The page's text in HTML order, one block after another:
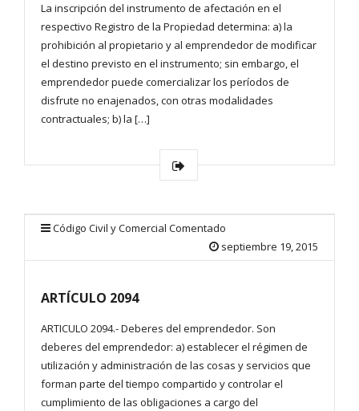
La inscripción del instrumento de afectación en el
respectivo Registro de la Propiedad determina: a) la
prohibición al propietario y al emprendedor de modificar
el destino previsto en el instrumento; sin embargo, el
emprendedor puede comercializar los períodos de
disfrute no enajenados, con otras modalidades
contractuales; b) la […]
Código Civil y Comercial Comentado
septiembre 19, 2015
ARTÍCULO 2094
ARTICULO 2094.- Deberes del emprendedor. Son
deberes del emprendedor: a) establecer el régimen de
utilización y administración de las cosas y servicios que
forman parte del tiempo compartido y controlar el
cumplimiento de las obligaciones a cargo del